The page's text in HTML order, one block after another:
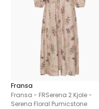
Fransa
Fransa - FRSerena 2 Kjole -
Serena Floral Pumicstone